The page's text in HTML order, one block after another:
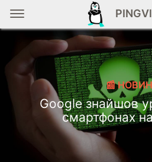
📰
Google знайшов
смартфонах